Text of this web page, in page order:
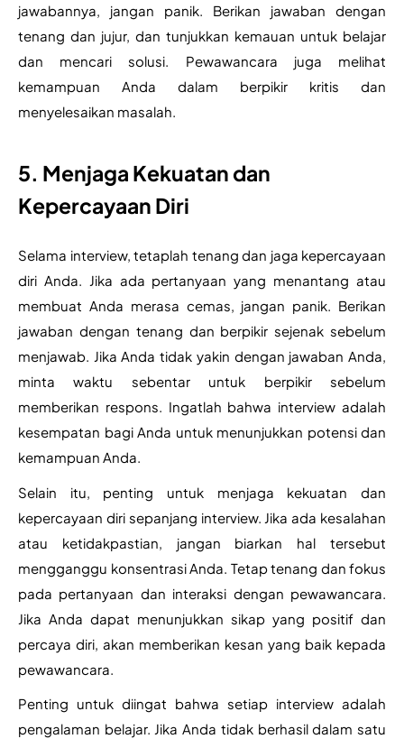
jawabannya, jangan panik. Berikan jawaban dengan
tenang dan jujur, dan tunjukkan kemauan untuk belajar
dan mencari solusi. Pewawancara juga melihat
kemampuan Anda dalam berpikir kritis dan
menyelesaikan masalah.
5. Menjaga Kekuatan dan
Kepercayaan Diri
Selama interview, tetaplah tenang dan jaga kepercayaan
diri Anda. Jika ada pertanyaan yang menantang atau
membuat Anda merasa cemas, jangan panik. Berikan
jawaban dengan tenang dan berpikir sejenak sebelum
menjawab. Jika Anda tidak yakin dengan jawaban Anda,
minta waktu sebentar untuk berpikir sebelum
memberikan respons. Ingatlah bahwa interview adalah
kesempatan bagi Anda untuk menunjukkan potensi dan
kemampuan Anda.
Selain itu, penting untuk menjaga kekuatan dan
kepercayaan diri sepanjang interview. Jika ada kesalahan
atau ketidakpastian, jangan biarkan hal tersebut
mengganggu konsentrasi Anda. Tetap tenang dan fokus
pada pertanyaan dan interaksi dengan pewawancara.
Jika Anda dapat menunjukkan sikap yang positif dan
percaya diri, akan memberikan kesan yang baik kepada
pewawancara.
Penting untuk diingat bahwa setiap interview adalah
pengalaman belajar. Jika Anda tidak berhasil dalam satu